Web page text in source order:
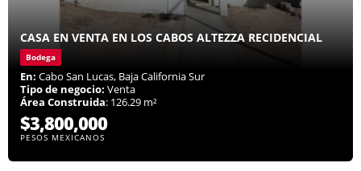
CASA EN VENTA EN LOS CABOS ALTEZZA RECIDENCIAL
Bodega
En: Cabo San Lucas, Baja California Sur
Tipo de negocio: Venta
Área Construida: 126.29 m²
$3,800,000
PESOS MEXICANOS